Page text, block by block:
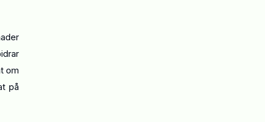
om
på